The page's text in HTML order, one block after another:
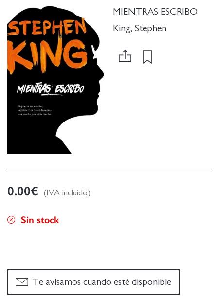
MIENTRAS ESCRIBO
King, Stephen
0.00€ (IVA incluido)
Sin stock
Te avisamos cuando esté disponible